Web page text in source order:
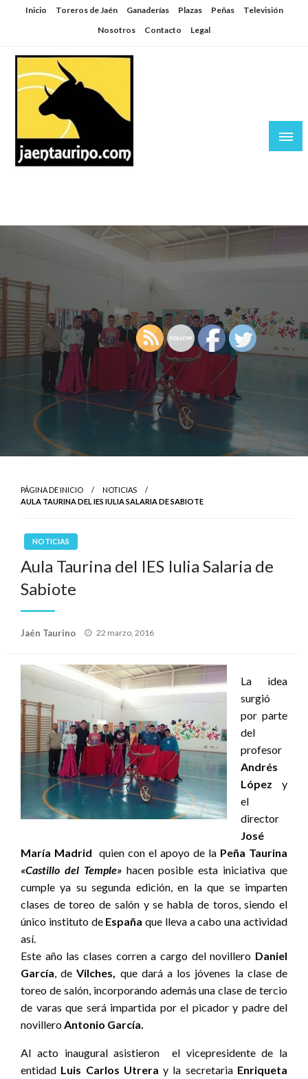
SaltarInicio Toreros de Jaén Ganaderías Plazas Peñas
Televisión
Nosotros
Contacto Legal
PÁGINA DE INICIO
NOTICIAS
AULA TAURINA DEL IES IULIA SALARIA DE SABIOTE
NOTICIAS
Aula Taurina del IES Iulia Salaria de
Sabiote
Jaén Taurino
Publicado
22 marzo, 2016
La idea
surgió
por parte
del
profesor
Andrés
López y
el
director
José
María Madrid quien con el apoyo de la Peña Taurina
«Castillo del Temple»hacen posible esta iniciativa que
cumple ya su segunda edición, en la que se imparten
clases de toreo de salón y se habla de toros, siendo el
único instituto de España que lleva a cabo una actividad
así.
Este año las clases corren a cargo del novillero Daniel
García, deVilches, que dará a los jóvenes la clase de
toreo de salón, incorporando además una clase de tercio
de varas que será impartida por el picador y padre del
novilleroAntonio García.
Al acto inaugural asistieron el vicepresidente de la
entidad Luis Carlos Utrera y la secretaria Enriqueta